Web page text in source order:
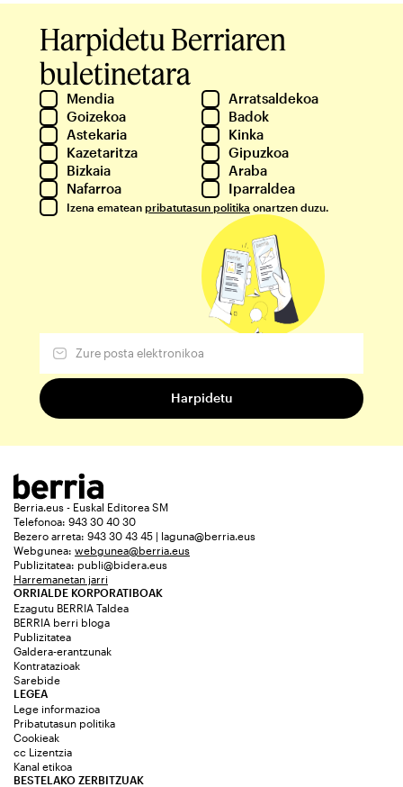
Harpidetu Berriaren
buletinetara
Mendia
Arratsaldekoa
Goizekoa
Badok
Astekaria
Kinka
Kazetaritza
Gipuzkoa
Bizkaia
Araba
Nafarroa
Iparraldea
Izena ematean pribatutasun politika onartzen duzu.
Berria.eus - Euskal Editorea SM
Telefonoa: 943 30 40 30
Bezero arreta: 943 30 43 45 | laguna@berria.eus
Webgunea: webgunea@berria.eus
Publizitatea: publi@bidera.eus
Harremanetan jarri
ORRIALDE KORPORATIBOAK
Ezagutu BERRIA Taldea
BERRIA berri bloga
Publizitatea
Galdera-erantzunak
Kontratazioak
Sarebide
LEGEA
Lege informazioa
Pribatutasun politika
Cookieak
cc Lizentzia
Kanal etikoa
BESTELAKO ZERBITZUAK